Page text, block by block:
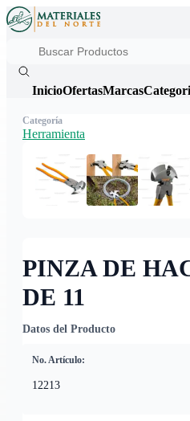
InicioOfertasMarcas
PINZA DE
DE 11
Datos del Producto
No. Artículo:
12213
Categoría
Herramienta